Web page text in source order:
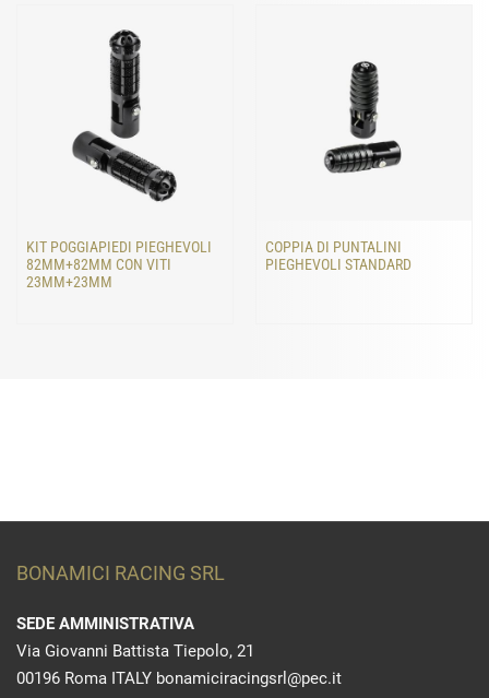
KIT POGGIAPIEDI PIEGHEVOLI
82MM+82MM CON VITI
23MM+23MM
COPPIA DI PUNTALINI
PIEGHEVOLI STANDARD
BONAMICI RACING SRL
SEDE AMMINISTRATIVA
Via Giovanni Battista Tiepolo, 21
00196 Roma ITALY bonamiciracingsrl@pec.it